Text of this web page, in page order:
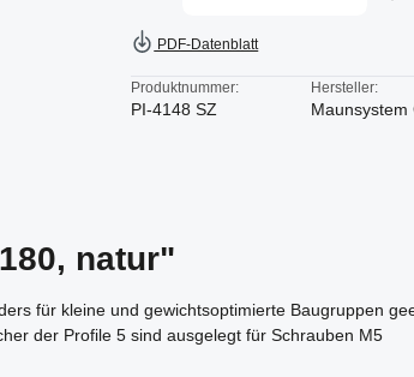
PDF-Datenblatt
Produktnummer:
PI-4148 SZ
Hersteller:
Maunsystem
natur"
für kleine und gewichtsoptimierte Baugruppen
der Profile 5 sind ausgelegt für Schrauben M5